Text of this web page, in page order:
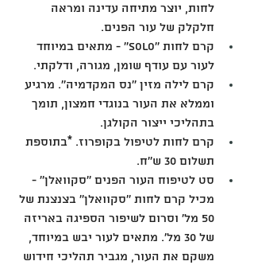
לחות, יוצר מתיחה עדינה ומראה
חלקלק של עור הפנים.
קרם לחות ''Solo'' - מתאים במיוחד
לעור עם עודף שומן, מגורה, ודלקתי.
קרם לילה מזין ''נס המקדמיה''. מרגיע
וממלא את העור בנוגדי חמצון, תומך
בתהליכי ייצור הקולגן.
קרם לחות לטיפול בקופרוז. *בתוספת
תשלום 30 ש''ח.
סט לטיפוח העור הפנים ''סקוואלן'' -
מכיל קרם לחות ''סקוואלן'' בצנצנת של
50 מל' וסרום לשיפור הספיגה באריזה
של 30 מל'. מתאים לעור יבש במיוחד,
משקם את העור, מגביר תהליכי חידוש